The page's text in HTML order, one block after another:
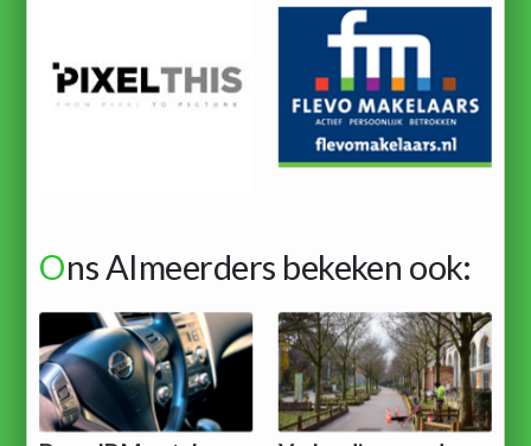
Ons Almeerders bekeken ook: